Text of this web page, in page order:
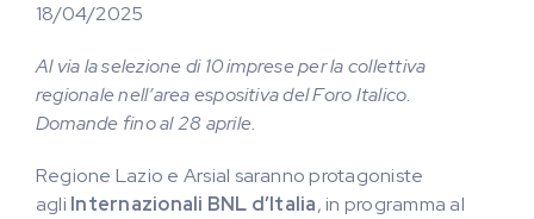
18/04/2025
Al via la selezione di 10 imprese per la collettiva
regionale nell’area espositiva del Foro Italico.
Domande fino al 28 aprile.
Regione Lazio e Arsial saranno protagoniste
agli Internazionali BNL d’Italia, in programma al